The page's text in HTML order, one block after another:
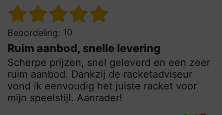
Beoordeling: 10
Ruim aanbod, snelle levering
Scherpe prijzen, snel geleverd en een zeer
ruim aanbod. Dankzij de racketadviseur
vond ik eenvoudig het juiste racket voor
mijn speelstijl. Aanrader!